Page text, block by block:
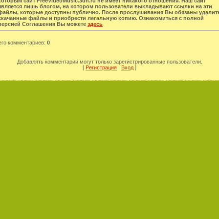
лишь блогом, на котором пользователи выкладывают ссылки на эти
которые доступны публично. После прослушивания Вы обязаны
файлы и приобрести легальную копию. Ознакомиться с полной
Соглашения Вы можете здесь
комментариев: 0
Добавлять комментарии могут только зарегистрированные пользователи.
[ Регистрация Вход]